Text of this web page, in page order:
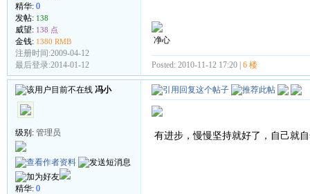
精华: 0
发帖: 138
威望: 138 点
金钱: 1380 RMB
注册时间:2009-04-12
最后登录:2014-01-12
净心
Posted: 2010-11-12 17:20 | 6 楼
冯小
级别: 管理员
精华: 0
有进步，慢慢坚持就好了，自己就